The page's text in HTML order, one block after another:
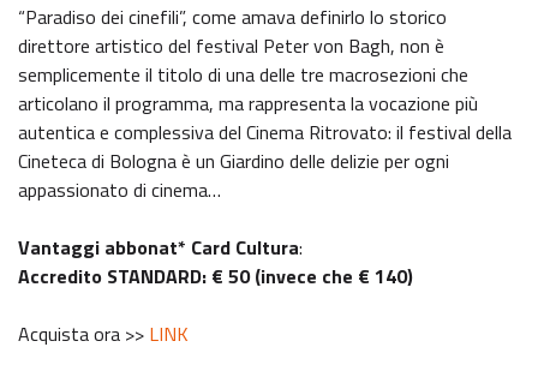
“Paradiso dei cinefili”, come amava definirlo lo storico
direttore artistico del festival Peter von Bagh, non è
semplicemente il titolo di una delle tre macrosezioni che
articolano il programma, ma rappresenta la vocazione più
autentica e complessiva del Cinema Ritrovato: il festival della
Cineteca di Bologna è un Giardino delle delizie per ogni
appassionato di cinema…
Vantaggi abbonat* Card Cultura:
Accredito STANDARD: € 50 (invece che € 140)
Acquista ora >> LINK